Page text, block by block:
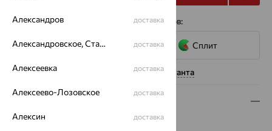
4 платежа по 4 387 с помощью сервисов:
Сплит
Нужна помощь консультанта
Александров доставка
Александровское, Ставропольский край доставка
Алексеевка доставка
Алексеево-Лозовское доставка
Алексин доставка